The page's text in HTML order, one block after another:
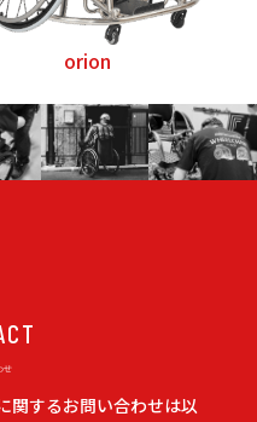
orion
せ
関するお問い合わせは以